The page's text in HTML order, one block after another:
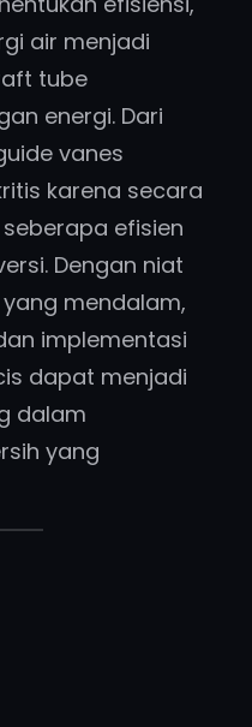
air menjadi
tube
energi. Dari
vanes
karena secara
efisien
Dengan niat
mendalam,
implementasi
dapat menjadi
dalam
yang